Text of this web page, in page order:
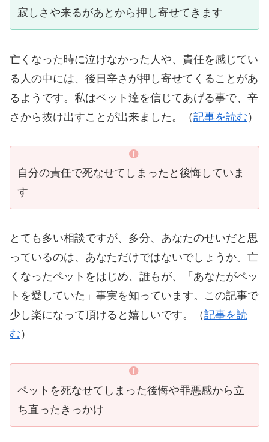
寂しさや来るがあとから押し寄せてきます
亡くなった時に泣けなかった人や、責任を感じてい
る人の中には、後日辛さが押し寄せてくることがあ
るようです。私はペット達を信じてあげる事で、辛
さから抜け出すことが出来ました。（記事を読む ）
自分の責任で死なせてしまったと後悔していま
す
とても多い相談ですが、多分、あなたのせいだと思
っているのは、あなただけではないでしょうか。亡
くなったペットをはじめ、誰もが、「あなたがペッ
トを愛していた」事実を知っています。この記事で
少し楽になって頂けると嬉しいです。（記事を読
む ）
ペットを死なせてしまった後悔や罪悪感から立
ち直ったきっかけ